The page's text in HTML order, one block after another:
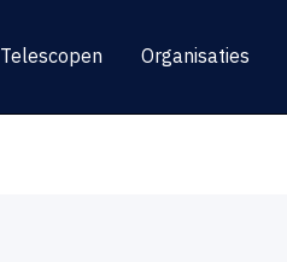
Telescopen Organisaties